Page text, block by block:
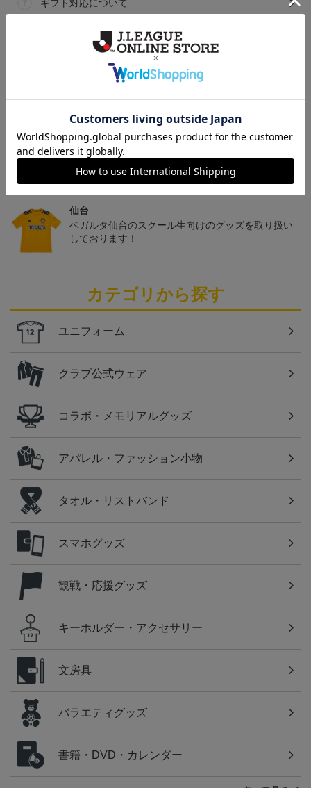
ギフト対応について
仙台
チームマスコットグッズは、サポーターやファン必
仙台
ベガルタ仙台のスクール生向けのグッズを取り扱い
しております！
カテゴリから探す
ユニフォーム
クラブ公式ウェア
コラボ・メモリアルグッズ
アパレル・ファッション小物
タオル・リストバンド
スマホグッズ
観戦・応援グッズ
キーホルダー・アクセサリー
文房具
バラエティグッズ
書籍・DVD・カレンダー